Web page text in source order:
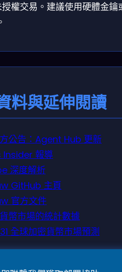
權交易。建議使用硬體金鑰
料與延伸閱讀
公告：Agent Hub 更新
Insider 報導
深度解析
GitHub 主頁
官方文件
幣市場的統計數據
全球加密貨幣市場預測